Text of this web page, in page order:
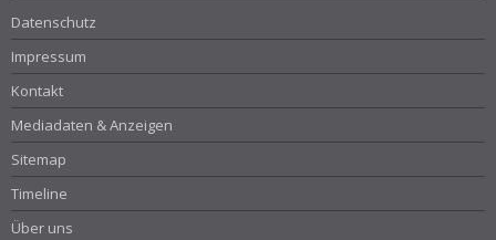
Datenschutz
Impressum
Kontakt
Mediadaten & Anzeigen
Sitemap
Timeline
Über uns